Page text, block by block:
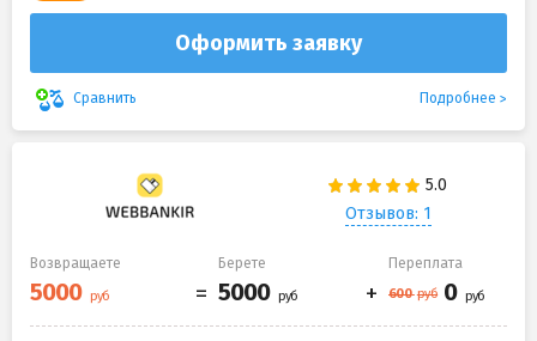
Оформить заявку
Сравнить Подробнее
Отзывов: 1
Возвращаете Берете Переплата